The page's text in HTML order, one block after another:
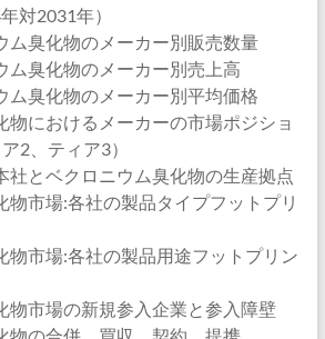
対2031年）
ム臭化物のメーカー別販売数量
ム臭化物のメーカー別売上高
ム臭化物のメーカー別平均価格
物におけるメーカーの市場ポジショ
2、ティア3）
社とベクロニウム臭化物の生産拠点
物市場:各社の製品タイプフットプリ
物市場:各社の製品用途フットプリン
物市場の新規参入企業と参入障壁